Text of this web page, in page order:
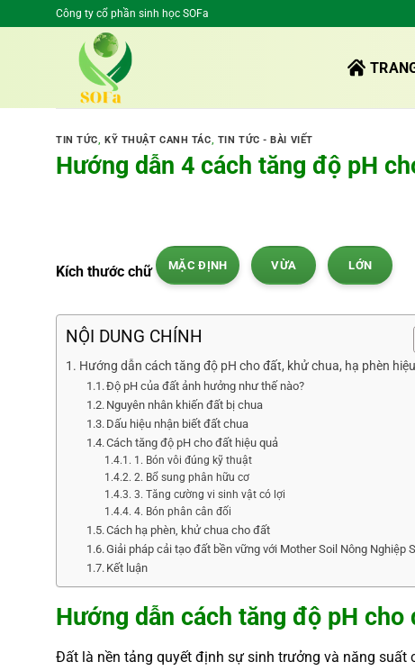
qua
Công ty cổ phần sinh học SOFa
TIN TỨC,KỸ THUẬT CANH TÁC, TIN TỨC - BÀI VIẾT
Hướng dẫn 4 cách tăng độ pH
Kích thước chữ MẶC ĐỊNH VỪA LỚN
NỘI DUNG CHÍNH
Hướng dẫn cách tăng độ pH cho đất, khử chua, hạ phèn
Độ pH của đất ảnh hưởng như thế nào?
Nguyên nhân khiến đất bị chua
Dấu hiệu nhận biết đất chua
Cách tăng độ pH cho đất hiệu quả
1. Bón vôi đúng kỹ thuật
2. Bổ sung phân hữu cơ
3. Tăng cường vi sinh vật có lợi
4. Bón phân cân đối
Cách hạ phèn, khử chua cho đất
Giải pháp cải tạo đất bền vững với Mother Soil Nông Nghiệp
Kết luận
Hướng dẫn cách tăng độ pH
Đất là nền tảng quyết định sự sinh trưởng và năng suất